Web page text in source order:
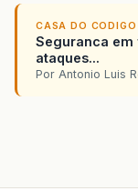
CASA DO CODIGO
Seguranca
ataques...
Por Antonio Luis